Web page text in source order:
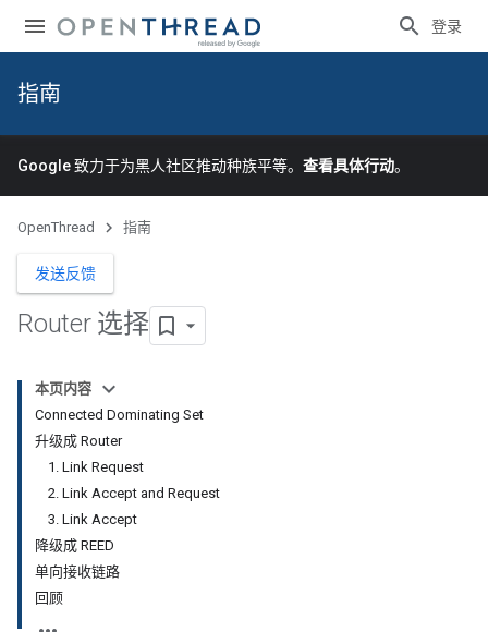
登录
指南
Google 致力于为黑人社区推动种族平等。 查看具体行动。
OpenThread 指南
发送反馈
Router 选择
本页内容
Connected Dominating Set
升级成 Router
1. Link Request
2. Link Accept and Request
3. Link Accept
降级成 REED
单向接收链路
回顾